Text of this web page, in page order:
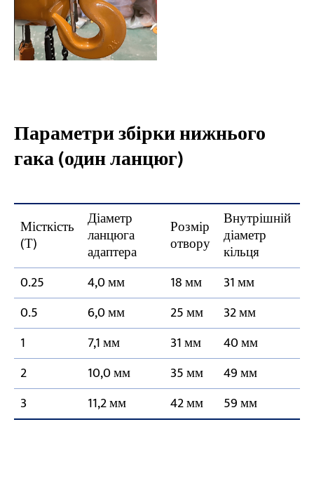
Параметри збірки нижнього
гака (один ланцюг)
Місткість
(Т)
Діаметр
ланцюга
адаптера
Розмір
отвору
Внутрішній
діаметр
кільця
0.25
4,0 мм 18 мм
31 мм
0.5
6,0 мм 25 мм
32 мм
1
7,1 мм 31 мм
40 мм
2
10,0 мм 35 мм
49 мм
3
11,2 мм 42 мм 59 мм